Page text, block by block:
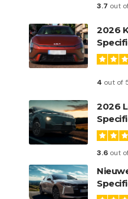
3.7 out
2026
4 out of
2026
3.6 out